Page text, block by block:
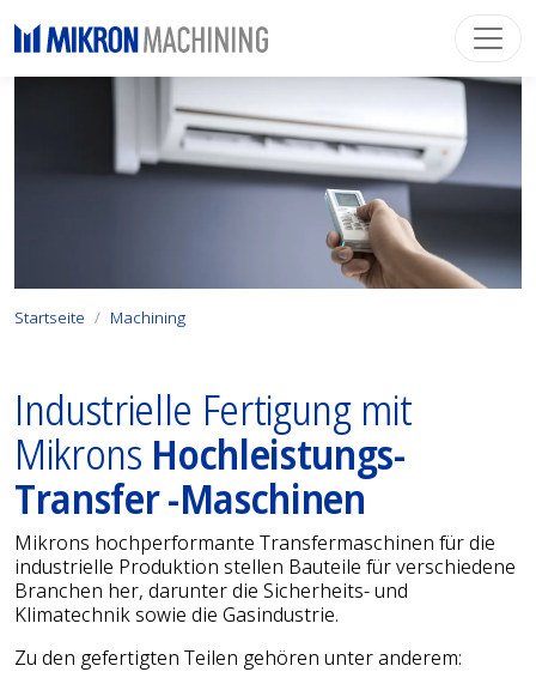
Startseite Machining
Industrielle Fertigung mit
Mikrons Hochleistungs-
Transfer -Maschinen
Mikrons hochperformante Transfermaschinen für die
industrielle Produktion stellen Bauteile für verschiedene
Branchen her, darunter die Sicherheits- und
Klimatechnik sowie die Gasindustrie.
Zu den gefertigten Teilen gehören unter anderem: